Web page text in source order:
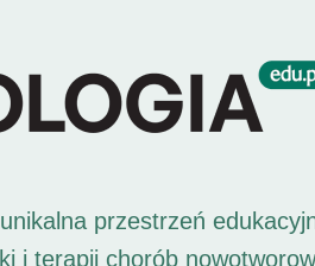
przestrzeń
i terapii chorób